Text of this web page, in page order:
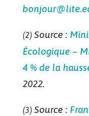
(2) Source :
Écologique –
4 % de la
2022.
(3) Source :